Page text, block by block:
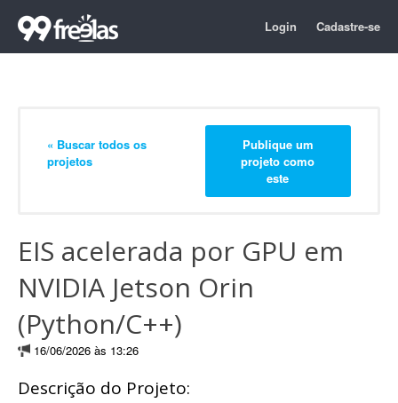
Login Cadastre-se
« Buscar todos os
projetos
Publique um
projeto como
este
EIS acelerada por GPU em
NVIDIA Jetson Orin
(Python/C++)
16/06/2026 às 13:26
Descrição do Projeto: